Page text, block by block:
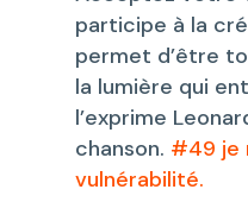
participe à la
permet d’être
la lumière qui
l’exprime
chanson. #49 je
vulnérabilité.